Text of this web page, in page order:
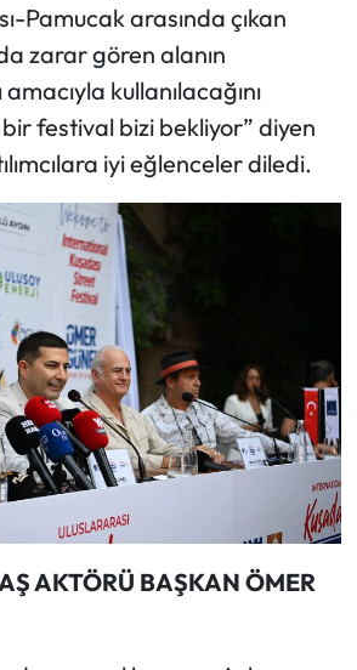
Pamucak arasında çıkan
zarar gören alanın
kullanılacağını
festival bizi bekliyor” diyen
iyi eğlenceler diledi.
AKTÖRÜ BAŞKAN ÖMER